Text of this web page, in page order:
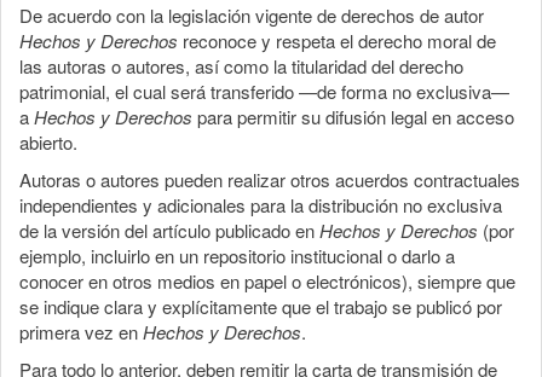
De acuerdo con la legislación vigente de derechos de autor
Hechos y Derechos reconoce y respeta el derecho moral de
las autoras o autores, así como la titularidad del derecho
patrimonial, el cual será transferido —de forma no exclusiva—
aHechos y Derechos para permitir su difusión legal en acceso
abierto.
Autoras o autores pueden realizar otros acuerdos contractuales
independientes y adicionales para la distribución no exclusiva
de la versión del artículo publicado enHechos y Derechos (por
ejemplo, incluirlo en un repositorio institucional o darlo a
conocer en otros medios en papel o electrónicos), siempre que
se indique clara y explícitamente que el trabajo se publicó por
primera vez enHechos y Derechos.
Para todo lo anterior, deben remitir la carta de transmisión de